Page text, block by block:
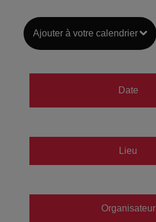
Ajouter à votre calendrier
Date
Lieu
Organisateur